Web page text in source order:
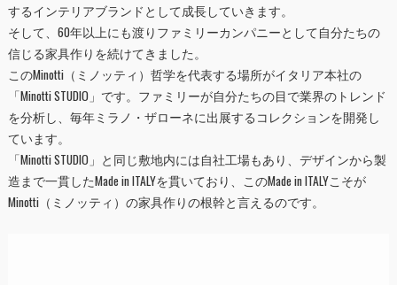
するインテリアブランドとして成長していきます。
そして、60年以上にも渡りファミリーカンパニーとして自分たちの
信じる家具作りを続けてきました。
このMinotti（ミノッティ）哲学を代表する場所がイタリア本社の
「Minotti STUDIO」です。ファミリーが自分たちの目で業界のトレンド
を分析し、毎年ミラノ・ザローネに出展するコレクションを開発し
ています。
「Minotti STUDIO」と同じ敷地内には自社工場もあり、デザインから製
造まで一貫したMade in ITALYを貫いており、このMade in ITALYこそが
Minotti（ミノッティ）の家具作りの根幹と言えるのです。